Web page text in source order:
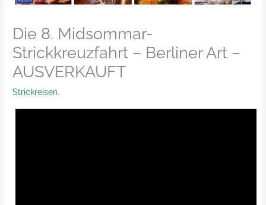
Die 8. Midsommar-
Strickkreuzfahrt – Berliner Art –
AUSVERKAUFT
Strickreisen.